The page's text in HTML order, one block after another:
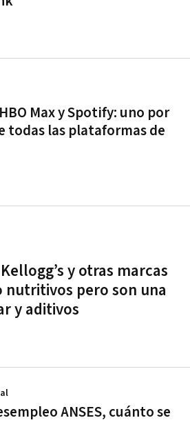
Max y Spotify: uno por
todas las plataformas de
y otras marcas
nutritivos pero son una
y aditivos
ANSES, cuánto se